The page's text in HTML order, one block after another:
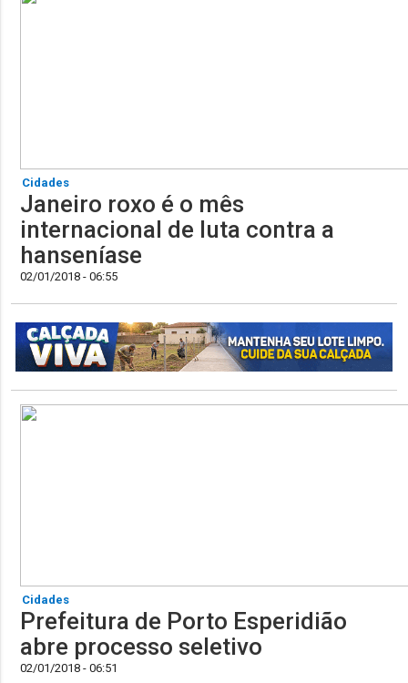
Cidades
Janeiro roxo é o mês
internacional de luta contra a
hanseníase
02/01/2018 - 06:55
Cidades
Prefeitura de Porto Esperidião
abre processo seletivo
02/01/2018 - 06:51